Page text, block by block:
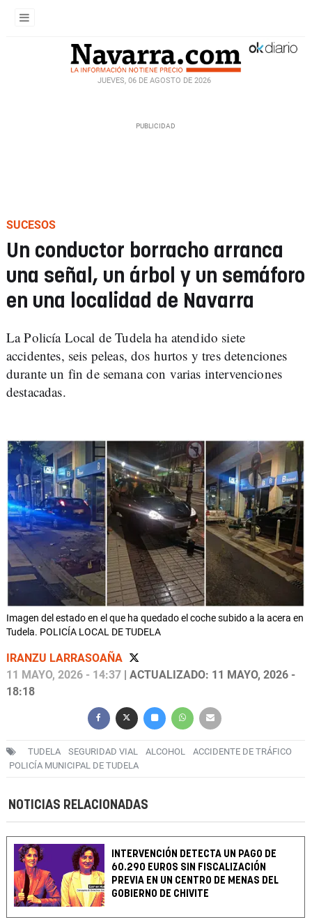
JUEVES, 06 DE AGOSTO DE 2026
SUCESOS
Un conductor borracho arranca
una señal, un árbol y un semáforo
en una localidad de Navarra
La Policía Local de Tudela ha atendido siete
accidentes, seis peleas, dos hurtos y tres detenciones
durante un fin de semana con varias intervenciones
destacadas.
Imagen del estado en el que ha quedado el coche subido a la acera en
Tudela. POLICÍA LOCAL DE TUDELA
IRANZU LARRASOAÑA
11 MAYO, 2026 - 14:37 | ACTUALIZADO: 11 MAYO, 2026 -
18:18
TUDELA SEGURIDAD VIAL ALCOHOL
ACCIDENTE DE TRÁFICO
POLICÍA MUNICIPAL DE TUDELA
NOTICIAS RELACIONADAS
INTERVENCIÓN DETECTA UN PAGO DE
60.290 EUROS SIN FISCALIZACIÓN
PREVIA EN UN CENTRO DE MENAS DEL
GOBIERNO DE CHIVITE